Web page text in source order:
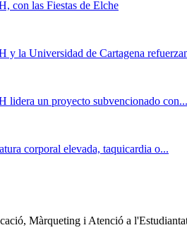
con las Fiestas de Elche
y la Universidad de Cartagena
lidera un proyecto subvencionado con...
corporal elevada, taquicardia o...
Màrqueting i Atenció a